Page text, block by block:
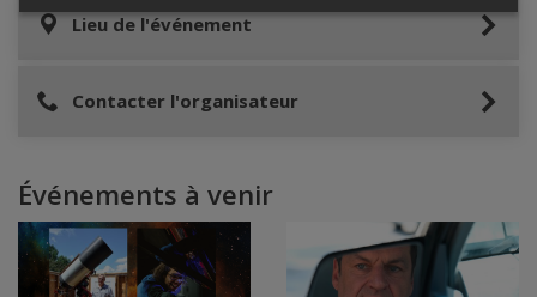
Lieu de l'événement
Contacter l'organisateur
Événements à venir